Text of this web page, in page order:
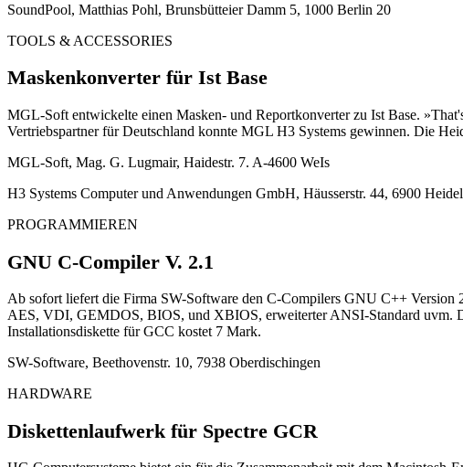
SoundPool, Matthias Pohl, Brunsbütteier Damm 5, 1000 Berlin 20
TOOLS & ACCESSORIES
Maskenkonverter für Ist Base
MGL-Soft entwickelte einen Masken- und Reportkonverter zu Ist Base.
Vertriebspartner für Deutschland konnte MGL H3 Systems gewinnen. Die
MGL-Soft, Mag. G. Lugmair, Haidestr. 7. A-4600 WeIs
H3 Systems Computer und Anwendungen GmbH, Häusserstr. 44, 6900
PROGRAMMIEREN
GNU C-Compiler V. 2.1
Ab sofort liefert die Firma SW-Software den C-Compilers GNU C++
AES, VDI, GEMDOS, BIOS, und XBIOS, erweiterter ANSI-Standard uvm.
Installationsdiskette für GCC kostet 7 Mark.
SW-Software, Beethovenstr. 10, 7938 Oberdischingen
HARDWARE
Diskettenlaufwerk für Spectre GCR